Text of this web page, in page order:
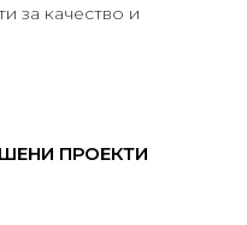
за качество и
ПРОЕКТИ